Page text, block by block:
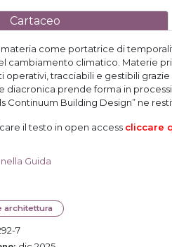
Cartaceo
materia come portatrice di
cambiamento climatico. Materie
operativi, tracciabili e gestibili
diacronica prende forma in
Continuum Building Design” ne
il testo in open access cliccare
Guida
architettura
7